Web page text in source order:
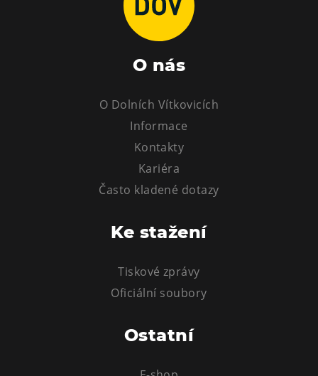
Tematické dárkové poukazy
Kroužky pro děti
O nás
O Dolních Vítkovicích
Informace
Kontakty
Kariéra
Často kladené dotazy
Ke stažení
Tiskové zprávy
Oficiální soubory
Ostatní